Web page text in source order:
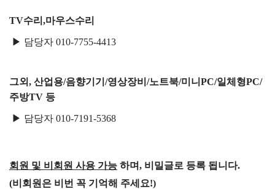
TV수리,마우스수리
▶ 담당자 010-7755-4413
그외, 산업용/음향기기/영상장비/노트북/미니PC/일체형PC/
주방TV 등
▶ 담당자 010-7191-5368
회원 및 비회원 사용 가능 하며, 비밀글로 등록 됩니다.
(비회원은 비번 꼭 기억해 주세요!)